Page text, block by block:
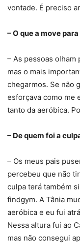
vontade. É preciso
– O que a move
– As pessoas
mas o mais
chegarmos. Se não
esforçava como me
tanto da aeróbica.
– De quem foi a
– Os meus pais
percebeu que não
culpa terá também
findgym. A Tânia
aeróbica e eu fui
Nessa altura fui ao
mas não consegui